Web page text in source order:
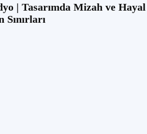
| Tasarımda Mizah ve Hayal
Sınırları